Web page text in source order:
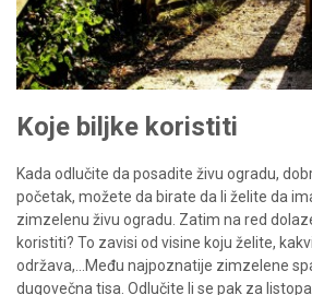
Koje biljke koristiti
Kada odlučite da posadite živu ogradu,
početak, možete da birate da li želite da
zimzelenu živu ogradu. Zatim na red
koristiti? To zavisi od visine koju želite,
održava,...Među najpoznatije zimzelene
dugovečna tisa. Odlučite li se pak za